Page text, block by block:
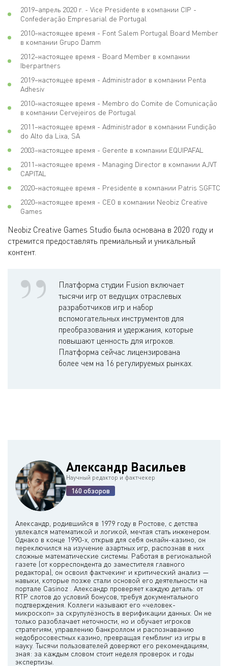
2019–апрель 2020 г. - Vice Presidente в компании CIP -
Confederação Empresarial de Portugal
2010–настоящее время - Font Salem Portugal Board Member
в компании Grupo Damm
2012–настоящее время - Board Member в компании
Iberpartners
2019–настоящее время - Administrador в компании Penta
Adhesiv
2010–настоящее время - Membro do Comite de Comunicação
в компании Cervejeiros de Portugal
2011–настоящее время - Administrador в компании Fundição
do Alto da Lixa, SA
2003–настоящее время - Gerente в компании EQUIPAFAL
2011–настоящее время - Managing Director в компании AJVT
CAPITAL
2020–настоящее время - Presidente в компании Patris SGFTC
2020–настоящее время - CEO в компании Neobiz Creative
Games
Neobiz Creative Games Studio была основана в 2020 году и
стремится предоставлять премиальный и уникальный
контент.
Платформа студии Fusion включает
тысячи игр от ведущих отраслевых
разработчиков игр и набор
вспомогательных инструментов для
преобразования и удержания, которые
повышают ценность для игроков.
Платформа сейчас лицензирована
более чем на 16 регулируемых рынках.
Александр Васильев
Научный редактор и фактчекер
160 обзоров
Александр, родившийся в 1979 году в Ростове, с детства
увлекался математикой и логикой, мечтая стать инженером.
Однако в конце 1990-х, открыв для себя онлайн-казино, он
переключился на изучение азартных игр, распознав в них
сложные математические системы. Работая в региональной
газете (от корреспондента до заместителя главного
редактора), он освоил фактчекинг и критический анализ —
навыки, которые позже стали основой его деятельности на
портале Casinoz . Александр проверяет каждую деталь: от
RTP слотов до условий бонусов, требуя документального
подтверждения. Коллеги называют его «человек-
микроскоп» за скрупулёзность в верификации данных. Он не
только разоблачает неточности, но и обучает игроков
стратегиям, управлению банкроллом и распознаванию
недобросовестных казино, превращая гемблинг из игры в
науку. Тысячи пользователей доверяют его рекомендациям,
зная: за каждым словом стоит неделя проверок и годы